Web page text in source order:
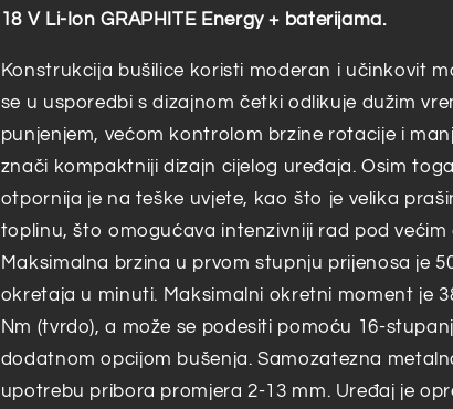
18 V Li-Ion GRAPHITE Energy + baterijama.
Konstrukcija bušilice koristi moderan i učinkovit
se u usporedbi s dizajnom četki odlikuje dužim
punjenjem, većom kontrolom brzine rotacije i
znači kompaktniji dizajn cijelog uređaja. Osim
otpornija je na teške uvjete, kao što je velika
toplinu, što omogućava intenzivniji rad pod većim
Maksimalna brzina u prvom stupnju prijenosa je
okretaja u minuti. Maksimalni okretni moment je
Nm (tvrdo), a može se podesiti pomoću 16-
dodatnom opcijom bušenja. Samozatezna
upotrebu pribora promjera 2-13 mm. Uređaj je